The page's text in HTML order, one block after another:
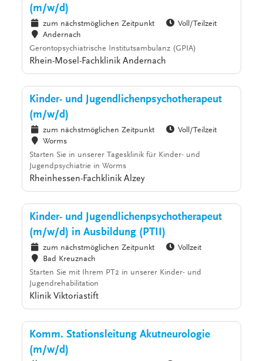
(m/w/d)
zum nächstmöglichen Zeitpunkt
Voll/Teilzeit
Andernach
Gerontopsychiatrische Institutsambulanz (GPIA)
Rhein-Mosel-Fachklinik Andernach
Kinder- und Jugendlichenpsychotherapeut
(m/w/d)
zum nächstmöglichen Zeitpunkt
Voll/Teilzeit
Worms
Starten Sie in unserer Tagesklinik für Kinder- und
Jugendpsychiatrie in Worms
Rheinhessen-Fachklinik Alzey
Kinder- und Jugendlichenpsychotherapeut
(m/w/d) in Ausbildung (PTII)
zum nächstmöglichen Zeitpunkt
Vollzeit
Bad Kreuznach
Starten Sie mit Ihrem PT2 in unserer Kinder- und
Jugendrehabilitation
Klinik Viktoriastift
Komm. Stationsleitung Akutneurologie
(m/w/d)